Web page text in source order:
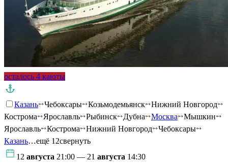
осталось 4 каюты
Казань Чебоксары Козьмодемьянск
Нижний Новгород
Кострома
Ярославль Рыбинск Дубна Москва
Мышкин
Ярославль
Кострома Нижний Новгород
Чебоксары
Казань…ещё 12свернуть
12 августа 21:00 — 21 августа 14:30